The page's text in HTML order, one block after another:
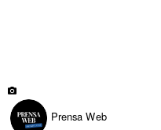
Prensa Web